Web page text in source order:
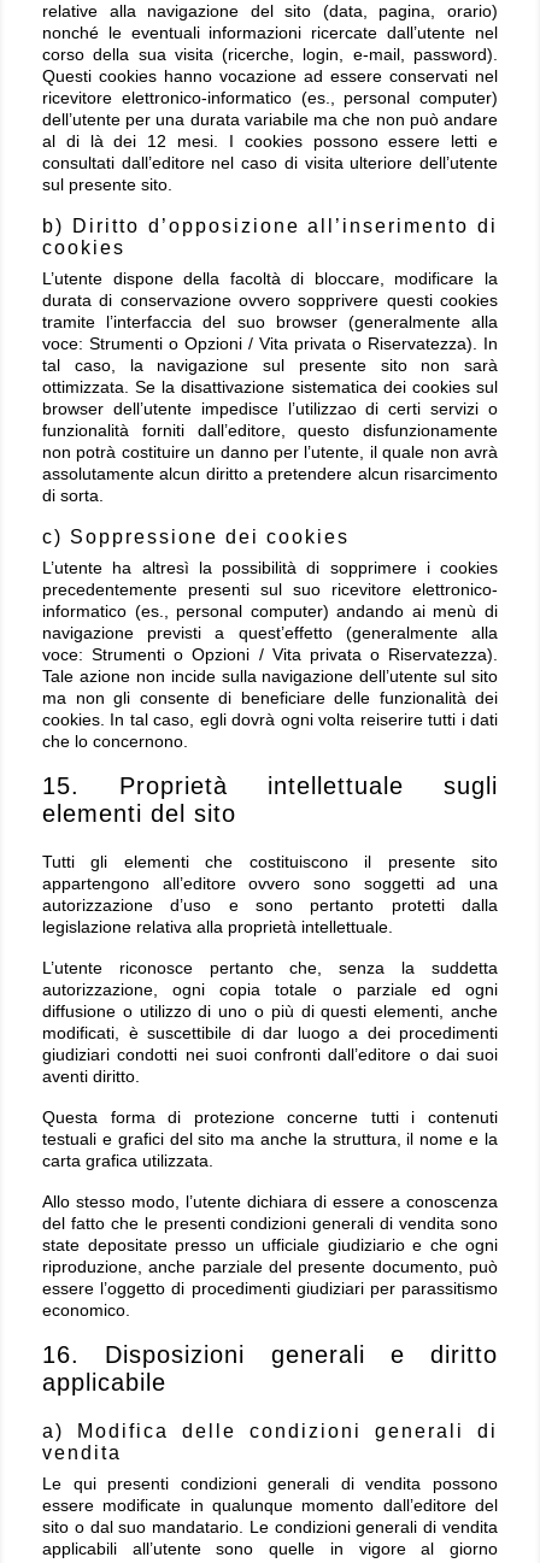
relative alla navigazione del sito (data, pagina, orario)
nonché le eventuali informazioni ricercate dall’utente nel
corso della sua visita (ricerche, login, e-mail, password).
Questi cookies hanno vocazione ad essere conservati nel
ricevitore elettronico-informatico (es., personal computer)
dell’utente per una durata variabile ma che non può andare
al di là dei 12 mesi. I cookies possono essere letti e
consultati dall’editore nel caso di visita ulteriore dell’utente
sul presente sito.
b) Diritto d’opposizione all’inserimento di
cookies
L’utente dispone della facoltà di bloccare, modificare la
durata di conservazione ovvero sopprivere questi cookies
tramite l’interfaccia del suo browser (generalmente alla
voce: Strumenti o Opzioni / Vita privata o Riservatezza). In
tal caso, la navigazione sul presente sito non sarà
ottimizzata. Se la disattivazione sistematica dei cookies sul
browser dell’utente impedisce l’utilizzao di certi servizi o
funzionalità forniti dall’editore, questo disfunzionamente
non potrà costituire un danno per l’utente, il quale non avrà
assolutamente alcun diritto a pretendere alcun risarcimento
di sorta.
c) Soppressione dei cookies
L’utente ha altresì la possibilità di sopprimere i cookies
precedentemente presenti sul suo ricevitore elettronico-
informatico (es., personal computer) andando ai menù di
navigazione previsti a quest’effetto (generalmente alla
voce: Strumenti o Opzioni / Vita privata o Riservatezza).
Tale azione non incide sulla navigazione dell’utente sul sito
ma non gli consente di beneficiare delle funzionalità dei
cookies. In tal caso, egli dovrà ogni volta reiserire tutti i dati
che lo concernono.
15. Proprietà intellettuale sugli
elementi del sito
Tutti gli elementi che costituiscono il presente sito
appartengono all’editore ovvero sono soggetti ad una
autorizzazione d’uso e sono pertanto protetti dalla
legislazione relativa alla proprietà intellettuale.
L’utente riconosce pertanto che, senza la suddetta
autorizzazione, ogni copia totale o parziale ed ogni
diffusione o utilizzo di uno o più di questi elementi, anche
modificati, è suscettibile di dar luogo a dei procedimenti
giudiziari condotti nei suoi confronti dall’editore o dai suoi
aventi diritto.
Questa forma di protezione concerne tutti i contenuti
testuali e grafici del sito ma anche la struttura, il nome e la
carta grafica utilizzata.
Allo stesso modo, l’utente dichiara di essere a conoscenza
del fatto che le presenti condizioni generali di vendita sono
state depositate presso un ufficiale giudiziario e che ogni
riproduzione, anche parziale del presente documento, può
essere l’oggetto di procedimenti giudiziari per parassitismo
economico.
16. Disposizioni generali e diritto
applicabile
a) Modifica delle condizioni generali di
vendita
Le qui presenti condizioni generali di vendita possono
essere modificate in qualunque momento dall’editore del
sito o dal suo mandatario. Le condizioni generali di vendita
applicabili all’utente sono quelle in vigore al giorno